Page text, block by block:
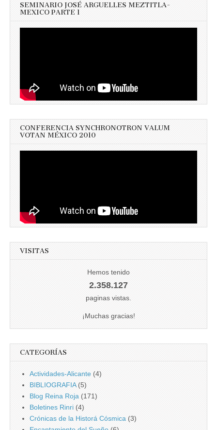
SEMINARIO JOSÉ ARGUELLES MEZTITLA-
MEXICO PARTE 1
CONFERENCIA SYNCHRONOTRON VALUM
VOTAN MÉXICO 2010
VISITAS
Hemos tenido
2.358.127
paginas vistas.
¡Muchas gracias!
CATEGORÍAS
Actividades-Alicante (4)
BIBLIOGRAFIA(5)
Blog Reina Roja (171)
Boletines Rinri (4)
Crónicas de la Historá Cósmica (3)